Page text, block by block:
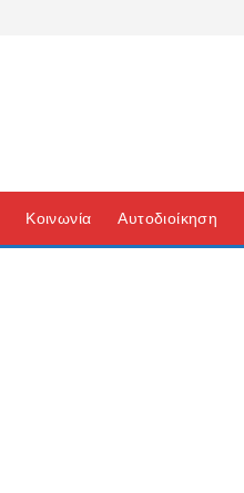
Κοινωνία Αυτοδιοίκηση